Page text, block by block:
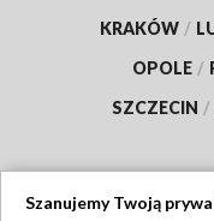
KRAKÓW /
OPOLE /
SZCZECIN /
Szanujemy Twoją